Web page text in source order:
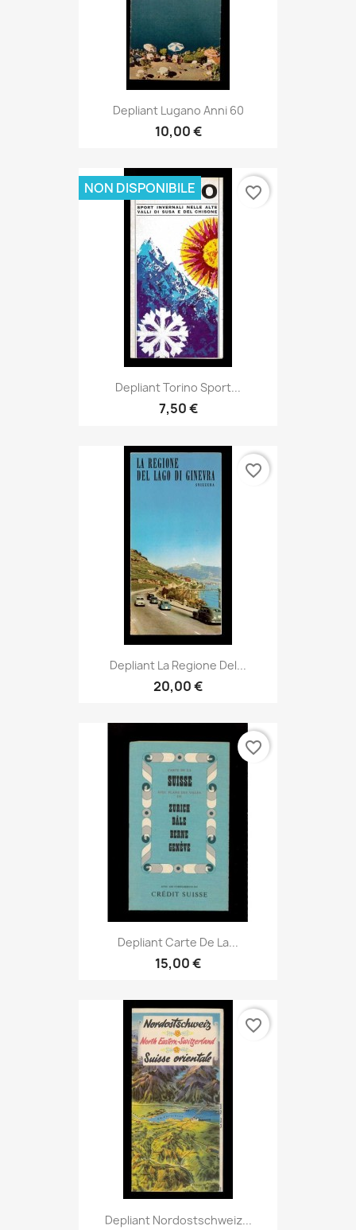
Depliant Lugano Anni 60
10,00 €
Depliant Torino Sport...
7,50 €
NON DISPONIBILE favorite_border
Depliant La Regione Del...
20,00 €
favorite_border
Depliant Carte De La...
15,00 €
favorite_border
Depliant Nordostschweiz...
favorite_border